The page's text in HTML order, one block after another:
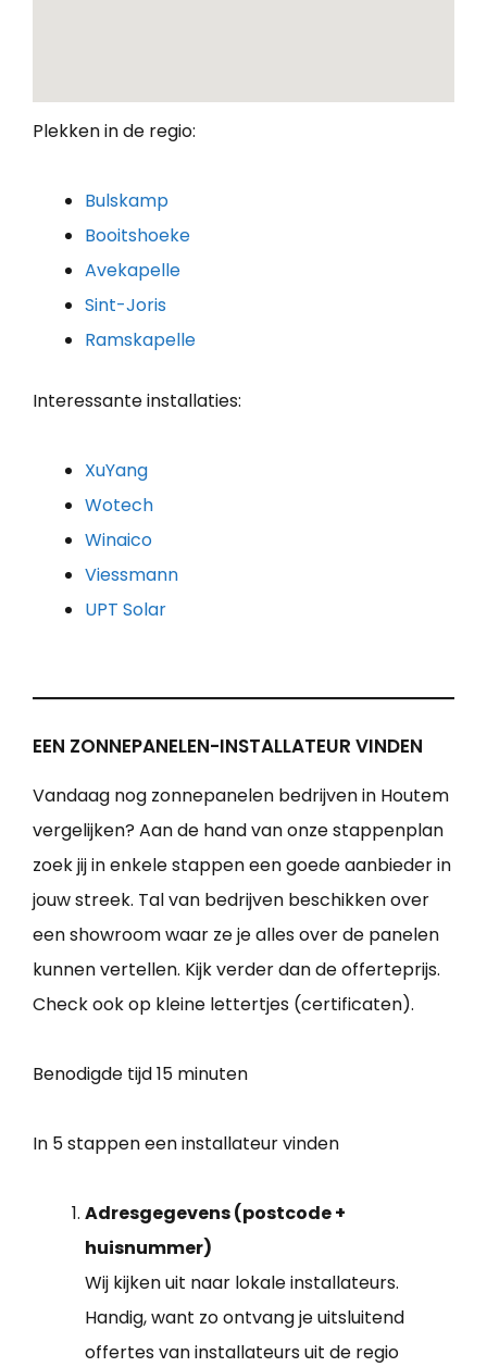
Plekken in de regio:
Bulskamp
Booitshoeke
Avekapelle
Sint-Joris
Ramskapelle
Interessante installaties:
XuYang
Wotech
Winaico
Viessmann
UPT Solar
EEN ZONNEPANELEN-INSTALLATEUR VINDEN
Vandaag nog zonnepanelen bedrijven in Houtem
vergelijken? Aan de hand van onze stappenplan
zoek jij in enkele stappen een goede aanbieder in
jouw streek. Tal van bedrijven beschikken over
een showroom waar ze je alles over de panelen
kunnen vertellen. Kijk verder dan de offerteprijs.
Check ook op kleine lettertjes (certificaten).
Benodigde tijd15 minuten
In 5 stappen een installateur vinden
Adresgegevens (postcode +
huisnummer)
Wij kijken uit naar lokale installateurs.
Handig, want zo ontvang je uitsluitend
offertes van installateurs uit de regio